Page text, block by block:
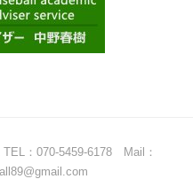
：070-5459-6178 Mail：